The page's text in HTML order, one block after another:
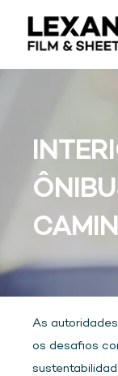
As
os desafios